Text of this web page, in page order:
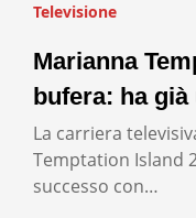
Televisione
Marianna
bufera: ha
La carriera
Temptation Island
successo con…